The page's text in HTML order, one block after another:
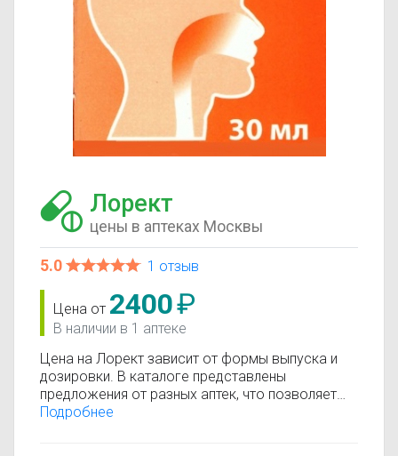
Лорект
цены в аптеках Москвы
5.0 1 отзыв
Цена от 2400₽
В наличии в 1 аптеке
Цена на Лорект зависит от формы выпуска и
дозировки. В каталоге представлены
предложения от разных аптек, что позволяет
быстро найти, где купить Лорект по
Подробнее